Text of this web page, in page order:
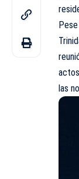
las